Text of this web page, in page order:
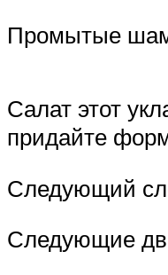
Промытые
Салат этот
придайте
Следующий
Следующие